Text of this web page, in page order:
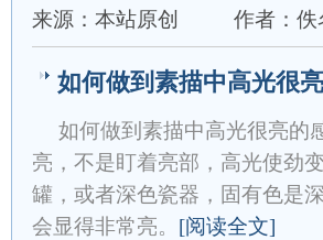
来源：本站原创
作者：佚
如何做到素描中高光很
如何做到素描中高光很亮的
亮，不是盯着亮部，高光使劲
罐，或者深色瓷器，固有色是
会显得非常亮。 [阅读全文]